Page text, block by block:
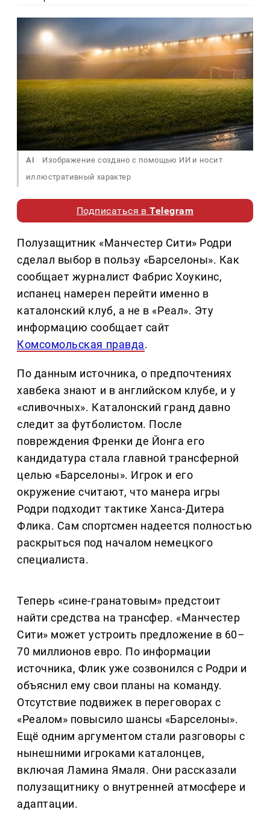
AI
Изображение создано с помощью ИИ и носит
иллюстративный характер
Подписаться вTelegram
Полузащитник «Манчестер Сити» Родри
сделал выбор в пользу «Барселоны». Как
сообщает журналист Фабрис Хоукинс,
испанец намерен перейти именно в
каталонский клуб, а не в «Реал». Эту
информацию сообщает сайт
Комсомольская правда.
По данным источника, о предпочтениях
хавбека знают и в английском клубе, и у
«сливочных». Каталонский гранд давно
следит за футболистом. После
повреждения Френки де Йонга его
кандидатура стала главной трансферной
целью «Барселоны». Игрок и его
окружение считают, что манера игры
Родри подходит тактике Ханса-Дитера
Флика. Сам спортсмен надеется полностью
раскрыться под началом немецкого
специалиста.
Теперь «сине-гранатовым» предстоит
найти средства на трансфер. «Манчестер
Сити» может устроить предложение в 60–
70 миллионов евро. По информации
источника, Флик уже созвонился с Родри и
объяснил ему свои планы на команду.
Отсутствие подвижек в переговорах с
«Реалом» повысило шансы «Барселоны».
Ещё одним аргументом стали разговоры с
нынешними игроками каталонцев,
включая Ламина Ямаля. Они рассказали
полузащитнику о внутренней атмосфере и
адаптации.